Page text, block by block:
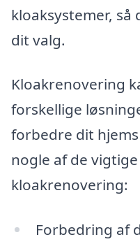
kloaksystemer, så
dit valg.
Kloakrenovering
forskellige
forbedre dit
nogle af de
kloakrenovering:
Forbedring af